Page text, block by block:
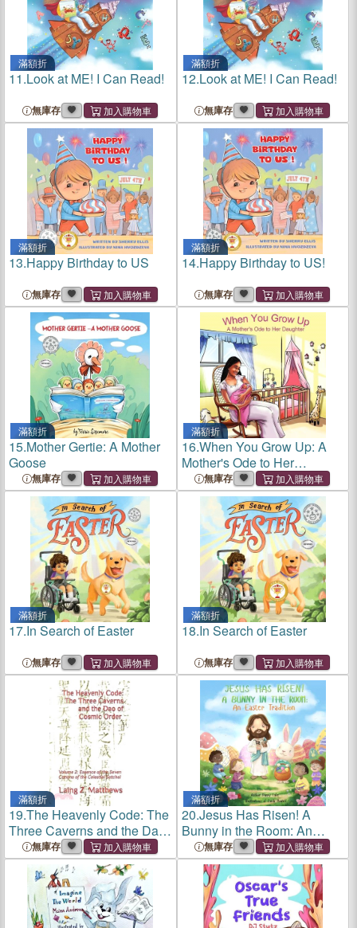
滿額折
11.Look at ME! I Can Read!
無庫存
滿額折
12.Look at ME! I Can Read!
無庫存
滿額折
13.Happy Birthday to US
無庫存
滿額折
14.Happy Birthday to US!
無庫存
滿額折
15.Mother Gertie: A Mother
Goose
無庫存
滿額折
16.When You Grow Up: A
Mother's Ode to Her
Daughter
無庫存
滿額折
17.In Search of Easter
無庫存
滿額折
18.In Search of Easter
無庫存
滿額折
19.The Heavenly Code: The
Three Caverns and the Dao
of Cosmic Order: Volume 2:
Essence of the Seven
Canons of the Celestial
Satchel
無庫存
滿額折
20.Jesus Has Risen! A
Bunny in the Room: An
Easter Tradition
無庫存